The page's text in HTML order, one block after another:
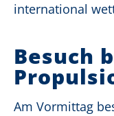
international
Besuch
Am Vormittag